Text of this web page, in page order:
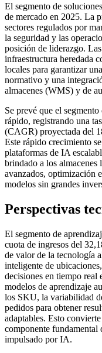
El segmento de
de mercado en 2025. La
sectores regulados por
la seguridad y las
posición de liderazgo.
infraestructura heredada
locales para garantizar
normativo y una
almacenes (WMS) y de
Se prevé que el
rápido, registrando una
(CAGR) proyectada del
Este rápido crecimiento
plataformas de IA
brindado a los almacenes
avanzados, optimización
modelos sin grandes
Perspectivas
El segmento de
cuota de ingresos del
de valor de la tecnología
inteligente de
decisiones en tiempo real
modelos de aprendizaje
los SKU, la variabilidad
pedidos para obtener
adaptables. Esto
componente fundamental
impulsado por IA.